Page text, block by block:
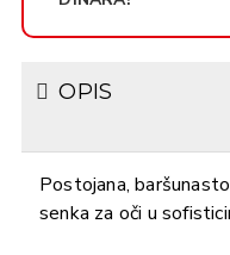
OPIS
Postojana,
senka za oči u